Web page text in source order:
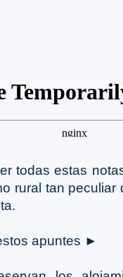
todas estas
rural tan
apuntes ►